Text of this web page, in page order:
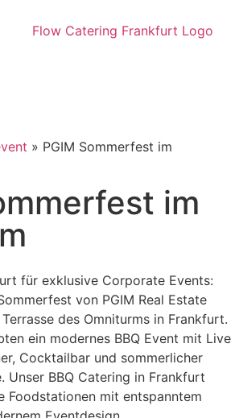
» PGIM Sommerfest im
im
für exklusive Corporate Events:
von PGIM Real Estate
des Omniturms in Frankfurt.
ein modernes BBQ Event mit Live
Cocktailbar und sommerlicher
Unser BBQ Catering in Frankfurt
Foodstationen mit entspanntem